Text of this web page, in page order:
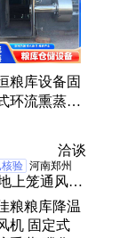
配箱、仓库
三防窗、通
库离心风机
粮库设备固
环流熏蒸系
洽谈
验 河南郑州
上笼通风设
、粮仓专用
测气测虫监